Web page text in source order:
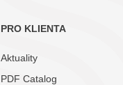
PRO KLIENTA
Aktuality
PDF Catalog